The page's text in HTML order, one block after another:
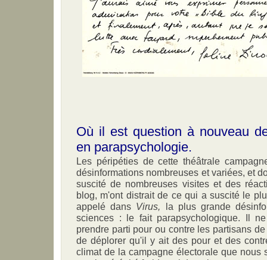
Où il est question à nouveau
en parapsychologie.
Les péripéties de cette théâtrale
désinformations nombreuses et variées, et
suscité de nombreuses visites et des
blog, m'ont distrait de ce qui a suscité le
appelé dans Virus, la plus grande
sciences : le fait parapsychologique. Il
prendre parti pour ou contre les partisans
de déplorer qu'il y ait des pour et des
climat de la campagne électorale que nous